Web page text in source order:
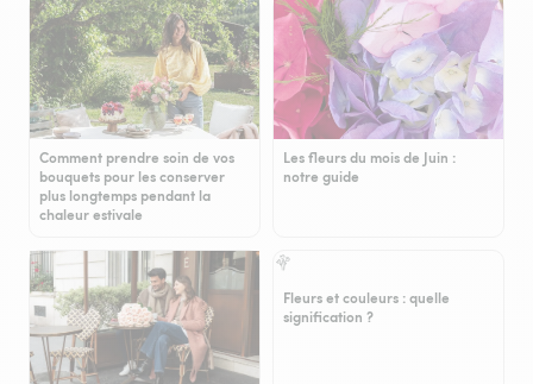
Comment prendre soin de vos
bouquets pour les conserver
plus longtemps pendant la
chaleur estivale
Les fleurs du mois de Juin :
notre guide
Fleurs et couleurs : quelle
signification ?